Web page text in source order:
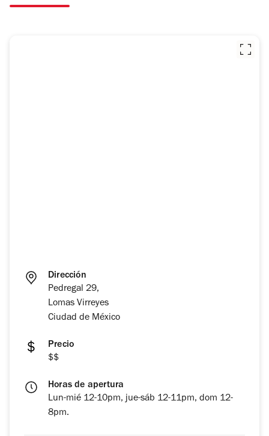
Dirección
Pedregal 29,
Lomas Virreyes
Ciudad de México
Precio
$$
Horas de apertura
Lun-mié 12-10pm, jue-sáb 12-11pm, dom 12-
8pm.